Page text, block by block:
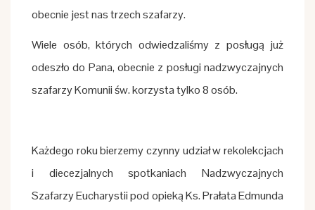
obecnie jest nas trzech szafarzy.
Wiele osób, których odwiedzaliśmy z posługą już
odeszło do Pana, obecnie z posługi nadzwyczajnych
szafarzy Komunii św. korzysta tylko 8 osób.
Każdego roku bierzemy czynny udział w rekolekcjach
i diecezjalnych spotkaniach Nadzwyczajnych
Szafarzy Eucharystii pod opieką Ks. Prałata Edmunda